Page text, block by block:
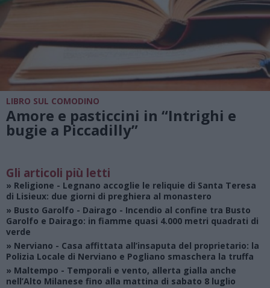
LIBRO SUL COMODINO
Amore e pasticcini in “Intrighi e
bugie a Piccadilly”
Gli articoli più letti
» Religione - Legnano accoglie le reliquie di Santa Teresa
di Lisieux: due giorni di preghiera al monastero
» Busto Garolfo - Dairago - Incendio al confine tra Busto
Garolfo e Dairago: in fiamme quasi 4.000 metri quadrati di
verde
» Nerviano - Casa affittata all’insaputa del proprietario: la
Polizia Locale di Nerviano e Pogliano smaschera la truffa
» Maltempo - Temporali e vento, allerta gialla anche
nell’Alto Milanese fino alla mattina di sabato 8 luglio